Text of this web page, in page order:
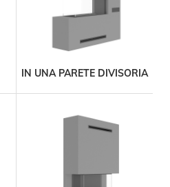
IN UNA PARETE DIVISORIA